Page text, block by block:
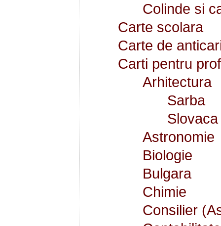
Colinde si
Carte scolara
Carte de
Carti pentru
Arhitectura
Sarba
Slovaca
Astronomie
Biologie
Bulgara
Chimie
Consilier